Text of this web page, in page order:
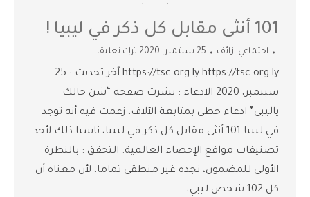
101 أنثى مقابل كل ذكر في ليبيا !
اجتماعي, زائف 25 سبتمبر، 2020 اترك تعليقا
https://tsc.org.ly https://tsc.org.ly آخر تحديث : 25
سبتمبر، 2020 الادعاء : نشرت صفحة “شن حالك
ياليبي” ادعاء حظي بمتابعة الآلاف، زعمت فيه أنه توجد
في ليبيا 101 أنثى مقابل كل ذكر في ليبيا، ناسبا ذلك لأحد
تصنيفات مواقع الإحصاء العالمية. التحقق : بالنظرة
الأولى للمضمون، نجده غير منطقي تماما، لأن معناه أن
كل 102 شخص ليبي،…